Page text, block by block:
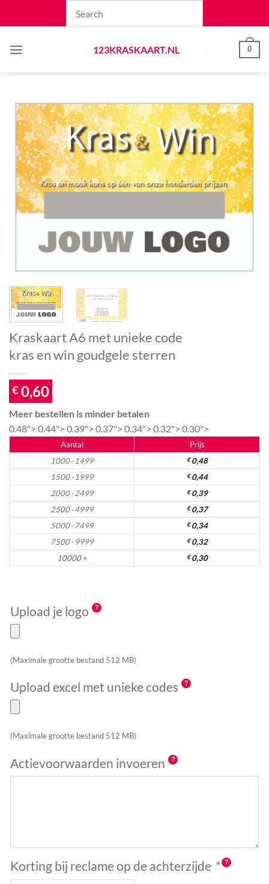
123KRASKAART.NL
0
Kraskaart A6 met unieke code
kras en win goudgele sterren
€ 0,60
Meer bestellen is minder betalen
0.48"> 0.44"> 0.39"> 0.37"> 0.34"> 0.32"> 0.30">
Aantal
Prijs
1000 - 1499
€0,48
1500 - 1999
€0,44
2000 - 2499
€0,39
2500 - 4999
€0,37
5000 - 7499
€0,34
7500 - 9999
€0,32
10000 +
€0,30
Upload je logo
(Maximale grootte bestand 512 MB)
Upload excel met unieke codes
(Maximale grootte bestand 512 MB)
Actievoorwaarden invoeren
Korting bij reclame op de achterzijde *